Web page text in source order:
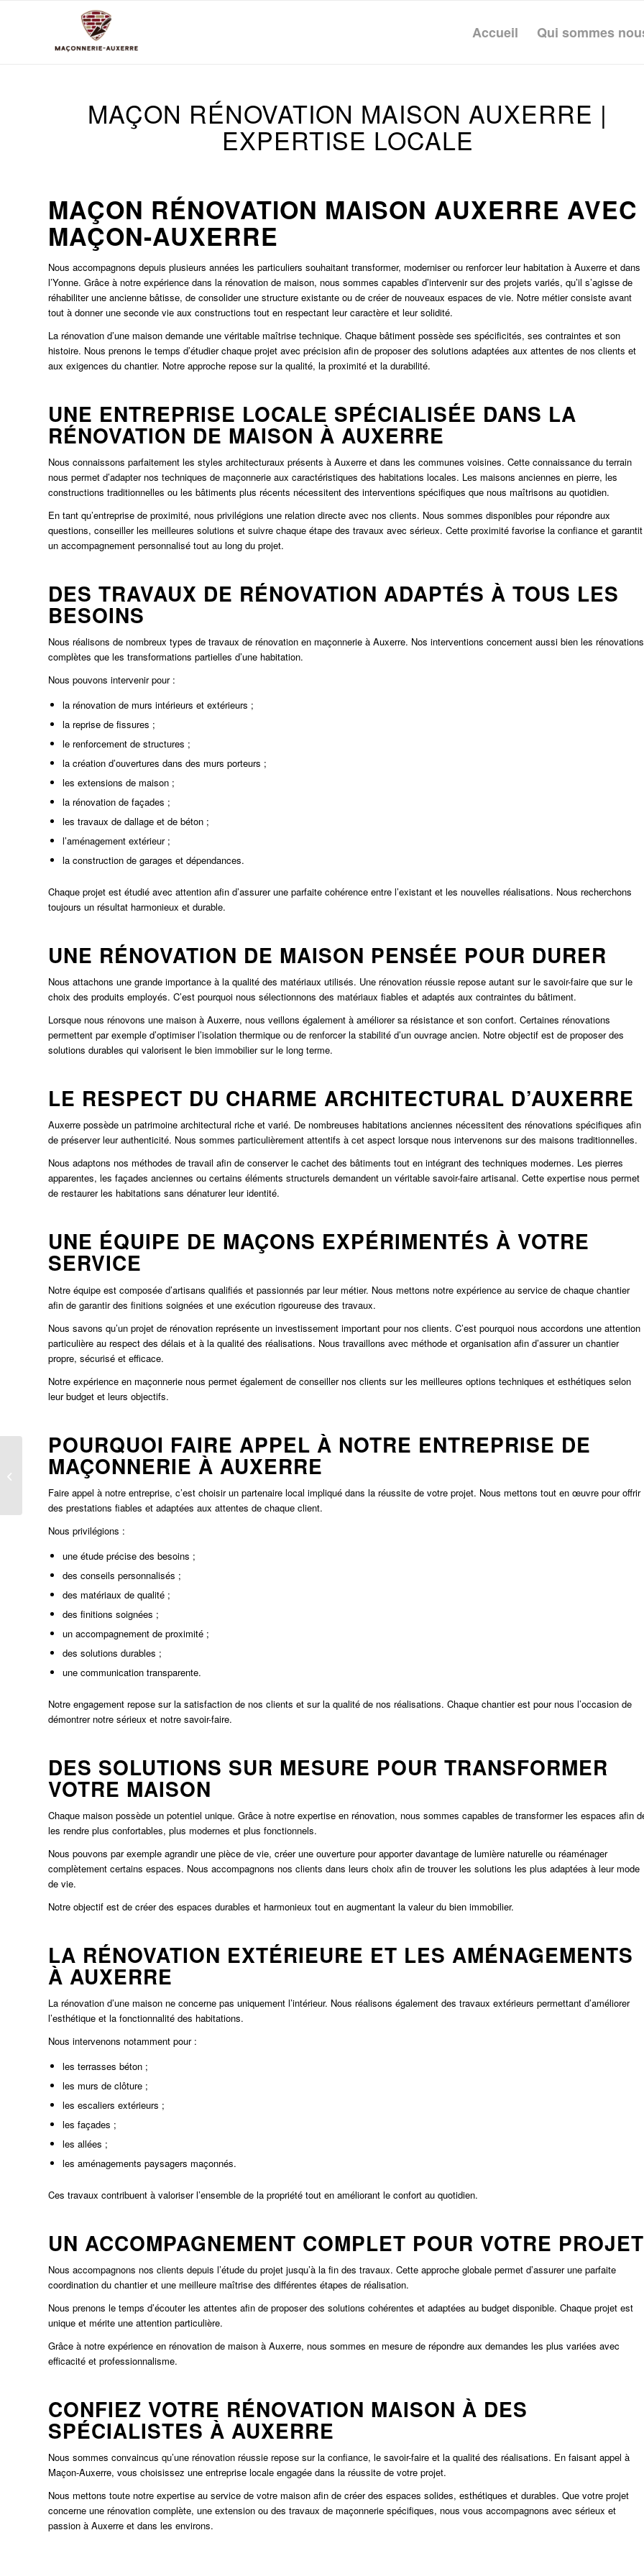
Accueil Qui sommes
MAÇON RÉNOVATION MAISON AUXERRE |
EXPERTISE LOCALE
MAÇON RÉNOVATION MAISON AUXERRE AVEC
MAÇON-AUXERRE
Nous accompagnons depuis plusieurs années les particuliers souhaitant transformer, moderniser ou renforcer leur habitation à Auxerre et dans
l’Yonne. Grâce à notre expérience dans la rénovation de maison, nous sommes capables d’intervenir sur des projets variés, qu’il s’agisse de
réhabiliter une ancienne bâtisse, de consolider une structure existante ou de créer de nouveaux espaces de vie. Notre métier consiste avant
tout à donner une seconde vie aux constructions tout en respectant leur caractère et leur solidité.
La rénovation d’une maison demande une véritable maîtrise technique. Chaque bâtiment possède ses spécificités, ses contraintes et son
histoire. Nous prenons le temps d’étudier chaque projet avec précision afin de proposer des solutions adaptées aux attentes de nos clients et
aux exigences du chantier. Notre approche repose sur la qualité, la proximité et la durabilité.
UNE ENTREPRISE LOCALE SPÉCIALISÉE DANS LA
RÉNOVATION DE MAISON À AUXERRE
Nous connaissons parfaitement les styles architecturaux présents à Auxerre et dans les communes voisines. Cette connaissance du terrain
nous permet d’adapter nos techniques de maçonnerie aux caractéristiques des habitations locales. Les maisons anciennes en pierre, les
constructions traditionnelles ou les bâtiments plus récents nécessitent des interventions spécifiques que nous maîtrisons au quotidien.
En tant qu’entreprise de proximité, nous privilégions une relation directe avec nos clients. Nous sommes disponibles pour répondre aux
questions, conseiller les meilleures solutions et suivre chaque étape des travaux avec sérieux. Cette proximité favorise la confiance et garantit
un accompagnement personnalisé tout au long du projet.
DES TRAVAUX DE RÉNOVATION ADAPTÉS À TOUS LES
BESOINS
Nous réalisons de nombreux types de travaux de rénovation en maçonnerie à Auxerre. Nos interventions concernent aussi bien les rénovations
complètes que les transformations partielles d’une habitation.
Nous pouvons intervenir pour :
la rénovation de murs intérieurs et extérieurs ;
la reprise de fissures ;
le renforcement de structures ;
la création d’ouvertures dans des murs porteurs ;
les extensions de maison ;
la rénovation de façades ;
les travaux de dallage et de béton ;
l’aménagement extérieur ;
la construction de garages et dépendances.
Chaque projet est étudié avec attention afin d’assurer une parfaite cohérence entre l’existant et les nouvelles réalisations. Nous recherchons
toujours un résultat harmonieux et durable.
UNE RÉNOVATION DE MAISON PENSÉE POUR DURER
Nous attachons une grande importance à la qualité des matériaux utilisés. Une rénovation réussie repose autant sur le savoir-faire que sur le
choix des produits employés. C’est pourquoi nous sélectionnons des matériaux fiables et adaptés aux contraintes du bâtiment.
Lorsque nous rénovons une maison à Auxerre, nous veillons également à améliorer sa résistance et son confort. Certaines rénovations
permettent par exemple d’optimiser l’isolation thermique ou de renforcer la stabilité d’un ouvrage ancien. Notre objectif est de proposer des
solutions durables qui valorisent le bien immobilier sur le long terme.
LE RESPECT DU CHARME ARCHITECTURAL D’AUXERRE
Auxerre possède un patrimoine architectural riche et varié. De nombreuses habitations anciennes nécessitent des rénovations spécifiques afin
de préserver leur authenticité. Nous sommes particulièrement attentifs à cet aspect lorsque nous intervenons sur des maisons traditionnelles.
Nous adaptons nos méthodes de travail afin de conserver le cachet des bâtiments tout en intégrant des techniques modernes. Les pierres
apparentes, les façades anciennes ou certains éléments structurels demandent un véritable savoir-faire artisanal. Cette expertise nous permet
de restaurer les habitations sans dénaturer leur identité.
UNE ÉQUIPE DE MAÇONS EXPÉRIMENTÉS À VOTRE
SERVICE
Notre équipe est composée d’artisans qualifiés et passionnés par leur métier. Nous mettons notre expérience au service de chaque chantier
afin de garantir des finitions soignées et une exécution rigoureuse des travaux.
Nous savons qu’un projet de rénovation représente un investissement important pour nos clients. C’est pourquoi nous accordons une attention
particulière au respect des délais et à la qualité des réalisations. Nous travaillons avec méthode et organisation afin d’assurer un chantier
propre, sécurisé et efficace.
Notre expérience en maçonnerie nous permet également de conseiller nos clients sur les meilleures options techniques et esthétiques selon
leur budget et leurs objectifs.
POURQUOI FAIRE APPEL À NOTRE ENTREPRISE DE
MAÇONNERIE À AUXERRE
Faire appel à notre entreprise, c’est choisir un partenaire local impliqué dans la réussite de votre projet. Nous mettons tout en œuvre pour offrir
des prestations fiables et adaptées aux attentes de chaque client.
Nous privilégions :
une étude précise des besoins ;
des conseils personnalisés ;
des matériaux de qualité ;
des finitions soignées ;
un accompagnement de proximité ;
des solutions durables ;
une communication transparente.
Notre engagement repose sur la satisfaction de nos clients et sur la qualité de nos réalisations. Chaque chantier est pour nous l’occasion de
démontrer notre sérieux et notre savoir-faire.
DES SOLUTIONS SUR MESURE POUR TRANSFORMER
VOTRE MAISON
Chaque maison possède un potentiel unique. Grâce à notre expertise en rénovation, nous sommes capables de transformer les espaces afin
les rendre plus confortables, plus modernes et plus fonctionnels.
Nous pouvons par exemple agrandir une pièce de vie, créer une ouverture pour apporter davantage de lumière naturelle ou réaménager
complètement certains espaces. Nous accompagnons nos clients dans leurs choix afin de trouver les solutions les plus adaptées à leur mode
de vie.
Notre objectif est de créer des espaces durables et harmonieux tout en augmentant la valeur du bien immobilier.
LA RÉNOVATION EXTÉRIEURE ET LES AMÉNAGEMENTS
À AUXERRE
La rénovation d’une maison ne concerne pas uniquement l’intérieur. Nous réalisons également des travaux extérieurs permettant d’améliorer
l’esthétique et la fonctionnalité des habitations.
Nous intervenons notamment pour :
les terrasses béton ;
les murs de clôture ;
les escaliers extérieurs ;
les façades ;
les allées ;
les aménagements paysagers maçonnés.
Ces travaux contribuent à valoriser l’ensemble de la propriété tout en améliorant le confort au quotidien.
UN ACCOMPAGNEMENT COMPLET POUR VOTRE PROJET
Nous accompagnons nos clients depuis l’étude du projet jusqu’à la fin des travaux. Cette approche globale permet d’assurer une parfaite
coordination du chantier et une meilleure maîtrise des différentes étapes de réalisation.
Nous prenons le temps d’écouter les attentes afin de proposer des solutions cohérentes et adaptées au budget disponible. Chaque projet est
unique et mérite une attention particulière.
Grâce à notre expérience en rénovation de maison à Auxerre, nous sommes en mesure de répondre aux demandes les plus variées avec
efficacité et professionnalisme.
CONFIEZ VOTRE RÉNOVATION MAISON À DES
SPÉCIALISTES À AUXERRE
Nous sommes convaincus qu’une rénovation réussie repose sur la confiance, le savoir-faire et la qualité des réalisations. En faisant appel à
Maçon-Auxerre, vous choisissez une entreprise locale engagée dans la réussite de votre projet.
Nous mettons toute notre expertise au service de votre maison afin de créer des espaces solides, esthétiques et durables. Que votre projet
concerne une rénovation complète, une extension ou des travaux de maçonnerie spécifiques, nous vous accompagnons avec sérieux et
passion à Auxerre et dans les environs.
Meilleur maçon Auxerre